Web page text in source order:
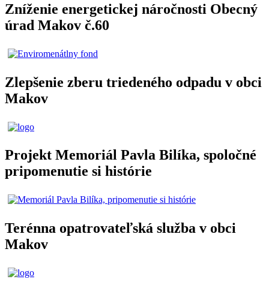
Zníženie energetickej náročnosti Obecný
úrad Makov č.60
Zlepšenie zberu triedeného odpadu v obci
Makov
Projekt Memoriál Pavla Bilíka, spoločné
pripomenutie si histórie
Terénna opatrovateľská služba v obci
Makov